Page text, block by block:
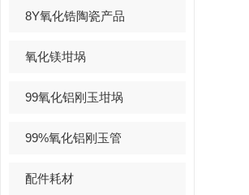
8Y氧化锆陶瓷产品
氧化镁坩埚
99氧化铝刚玉坩埚
99%氧化铝刚玉管
配件耗材